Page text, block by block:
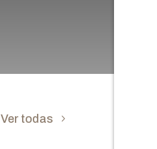
Ver todas